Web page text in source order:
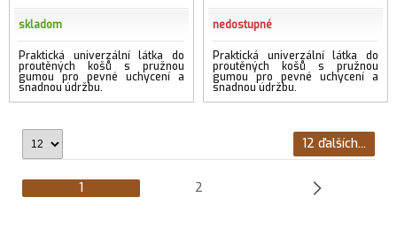
skladom
Praktická univerzální látka do
proutěných košů s pružnou
gumou pro pevné uchycení a
snadnou údržbu.
nedostupné
Praktická univerzální látka do
proutěných košů s pružnou
gumou pro pevné uchycení a
snadnou údržbu.
12 ďalších...
1 2